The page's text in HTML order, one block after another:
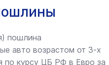
пошлина
авто возрастом от 3-х
по курсу ЦБ РФ в Евро за